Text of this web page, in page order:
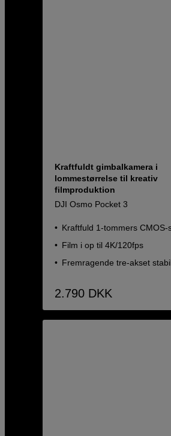
Kraftfuldt gimbalkamera i
lommestørrelse til kreativ
filmproduktion
DJI Osmo Pocket 3
Kraftfuld 1-tommers CMOS-
Film i op til 4K/120fps
Fremragende tre-akset
2.790 DKK